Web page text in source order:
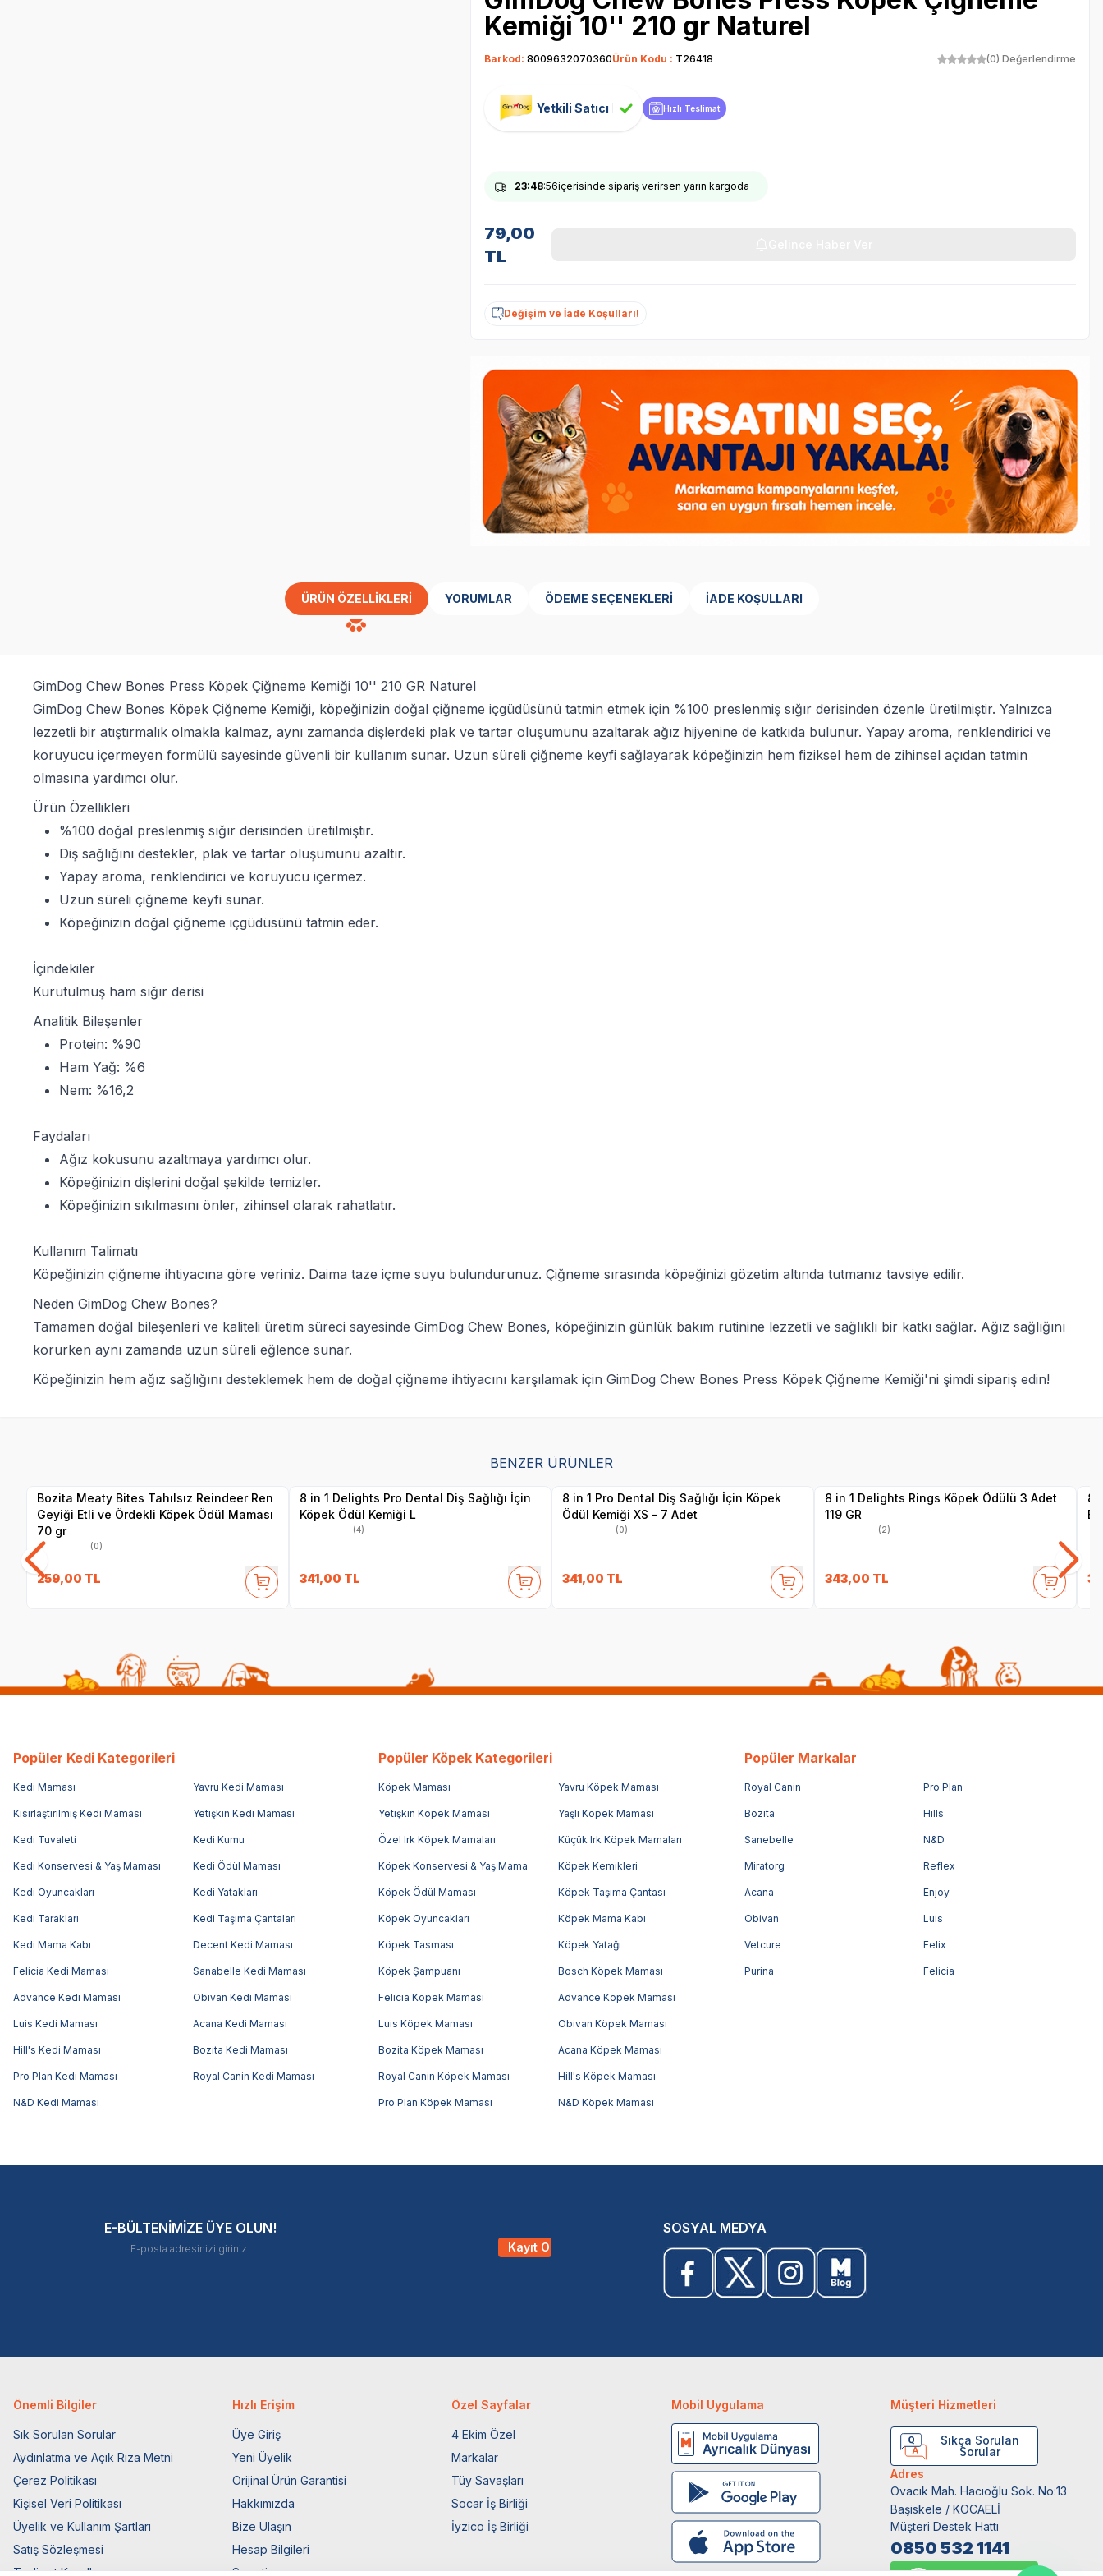
Kemiği 10'' 210 gr Naturel
Barkod: 8009632070360Ürün Kodu : T26418 (0) Değerlendirme
Yetkili Satıcı Hızlı Teslimat
23:48:56içerisinde sipariş verirsen yarın kargoda
79,00
TL
Değişim ve İade Koşulları!
ÜRÜN ÖZELLIKLERI YORUMLAR ÖDEME SEÇENEKLERI İADE KOŞULLARI
GimDog Chew Bones Press Köpek Çiğneme Kemiği 10'' 210 GR Naturel
GimDog Chew Bones Köpek Çiğneme Kemiği, köpeğinizin doğal çiğneme içgüdüsünü tatmin etmek için %100 preslenmiş sığır derisinden özenle üretilmiştir. Yalnızca
lezzetli bir atıştırmalık olmakla kalmaz, aynı zamanda dişlerdeki plak ve tartar oluşumunu azaltarak ağız hijyenine de katkıda bulunur. Yapay aroma, renklendirici ve
koruyucu içermeyen formülü sayesinde güvenli bir kullanım sunar. Uzun süreli çiğneme keyfi sağlayarak köpeğinizin hem fiziksel hem de zihinsel açıdan tatmin
olmasına yardımcı olur.
Ürün Özellikleri
%100 doğal preslenmiş sığır derisinden üretilmiştir.
Diş sağlığını destekler, plak ve tartar oluşumunu azaltır.
Yapay aroma, renklendirici ve koruyucu içermez.
Uzun süreli çiğneme keyfi sunar.
Köpeğinizin doğal çiğneme içgüdüsünü tatmin eder.
İçindekiler
Kurutulmuş ham sığır derisi
Analitik Bileşenler
Protein: %90
Ham Yağ: %6
Nem: %16,2
Faydaları
Ağız kokusunu azaltmaya yardımcı olur.
Köpeğinizin dişlerini doğal şekilde temizler.
Köpeğinizin sıkılmasını önler, zihinsel olarak rahatlatır.
Kullanım Talimatı
Köpeğinizin çiğneme ihtiyacına göre veriniz. Daima taze içme suyu bulundurunuz. Çiğneme sırasında köpeğinizi gözetim altında tutmanız tavsiye edilir.
Neden GimDog Chew Bones?
Tamamen doğal bileşenleri ve kaliteli üretim süreci sayesinde GimDog Chew Bones, köpeğinizin günlük bakım rutinine lezzetli ve sağlıklı bir katkı sağlar. Ağız sağlığını
korurken aynı zamanda uzun süreli eğlence sunar.
Köpeğinizin hem ağız sağlığını desteklemek hem de doğal çiğneme ihtiyacını karşılamak için GimDog Chew Bones Press Köpek Çiğneme Kemiği'ni şimdi sipariş edin!
BENZER ÜRÜNLER
Bozita Meaty Bites Tahılsız Reindeer Ren
Geyiği Etli ve Ördekli Köpek Ödül Maması
70 gr
(0)
259,00 TL
8 in 1 Delights Pro Dental Diş Sağlığı İçin
Köpek Ödül Kemiği L
(4)
341,00 TL
8 in 1 Pro Dental Diş Sağlığı İçin Köpek
Ödül Kemiği XS - 7 Adet
(0)
341,00 TL
8 in 1 Delights Rings Köpek Ödülü 3 Adet
119 GR
(2)
343,00 TL
8
Popüler Kedi Kategorileri
Kedi Maması Yavru Kedi Maması
Kısırlaştırılmış Kedi Maması Yetişkin Kedi Maması
Kedi Tuvaleti Kedi Kumu
Kedi Konservesi & Yaş Maması Kedi Ödül Maması
Kedi Oyuncakları Kedi Yatakları
Kedi Tarakları Kedi Taşıma Çantaları
Kedi Mama Kabı Decent Kedi Maması
Felicia Kedi Maması Sanabelle Kedi Maması
Advance Kedi Maması Obivan Kedi Maması
Luis Kedi Maması Acana Kedi Maması
Hill's Kedi Maması Bozita Kedi Maması
Pro Plan Kedi Maması Royal Canin Kedi Maması
N&D Kedi Maması
Popüler Köpek Kategorileri
Köpek Maması Yavru Köpek Maması
Yetişkin Köpek Maması Yaşlı Köpek Maması
Özel Irk Köpek Mamaları Küçük Irk Köpek Mamaları
Köpek Konservesi & Yaş Mama Köpek Kemikleri
Köpek Ödül Maması Köpek Taşıma Çantası
Köpek Oyuncakları Köpek Mama Kabı
Köpek Tasması Köpek Yatağı
Köpek Şampuanı Bosch Köpek Maması
Felicia Köpek Maması Advance Köpek Maması
Luis Köpek Maması Obivan Köpek Maması
Bozita Köpek Maması Acana Köpek Maması
Royal Canin Köpek Maması Hill's Köpek Maması
Pro Plan Köpek Maması N&D Köpek Maması
Popüler Markalar
Royal Canin Pro Plan
Bozita Hills
Sanebelle N&D
Miratorg Reflex
Acana Enjoy
Obivan Luis
Vetcure Felix
Purina Felicia
E-BÜLTENİMİZE ÜYE OLUN!
Kayıt Ol
SOSYAL MEDYA
Önemli Bilgiler
Sık Sorulan Sorular
Aydınlatma ve Açık Rıza Metni
Çerez Politikası
Kişisel Veri Politikası
Üyelik ve Kullanım Şartları
Satış Sözleşmesi
Teslimat Koşulları
Hızlı Erişim
Üye Giriş
Yeni Üyelik
Orijinal Ürün Garantisi
Hakkımızda
Bize Ulaşın
Hesap Bilgileri
Sepetim
Özel Sayfalar
4 Ekim Özel
Markalar
Tüy Savaşları
Socar İş Birliği
İyzico İş Birliği
Mobil Uygulama Müşteri Hizmetleri
Sıkça Sorulan
Sorular
Adres
Ovacık Mah. Hacıoğlu Sok. No:13
Başiskele / KOCAELİ
Müşteri Destek Hattı
0850 532 1141